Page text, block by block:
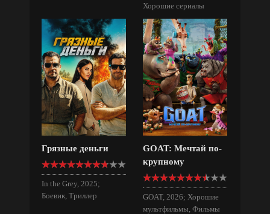
Хорошие сериалы
Грязные деньги
In the Grey, 2025;
Боевик, Триллер
GOAT: Мечтай по-
крупному
GOAT, 2026; Хорошие
мультфильмы, Фильмы